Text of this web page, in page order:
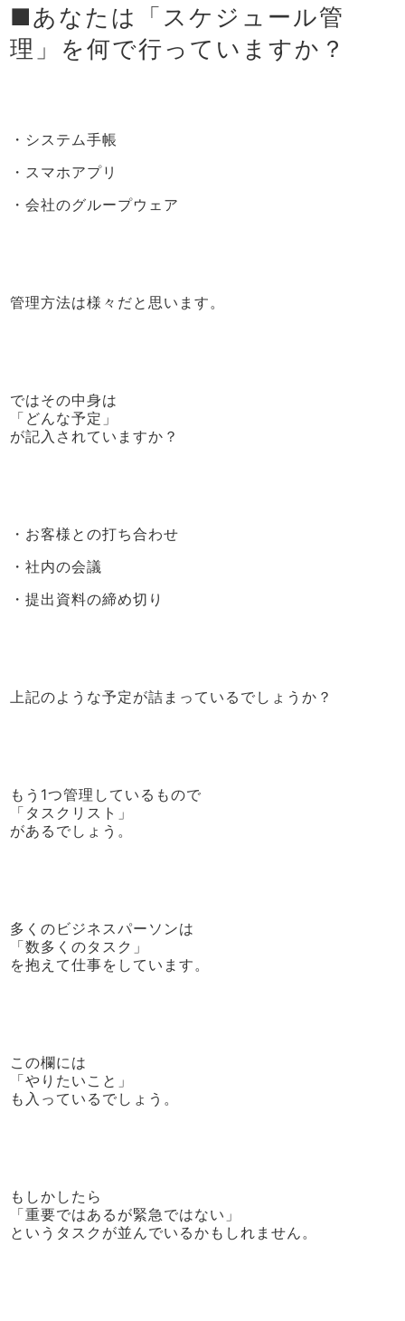
■あなたは「スケジュール管
理」を何で行っていますか？
・システム手帳
・スマホアプリ
・会社のグループウェア
管理方法は様々だと思います。
ではその中身は
「どんな予定」
が記入されていますか？
・お客様との打ち合わせ
・社内の会議
・提出資料の締め切り
上記のような予定が詰まっているでしょうか？
もう1つ管理しているもので
「タスクリスト」
があるでしょう。
多くのビジネスパーソンは
「数多くのタスク」
を抱えて仕事をしています。
この欄には
「やりたいこと」
も入っているでしょう。
もしかしたら
「重要ではあるが緊急ではない」
というタスクが並んでいるかもしれません。